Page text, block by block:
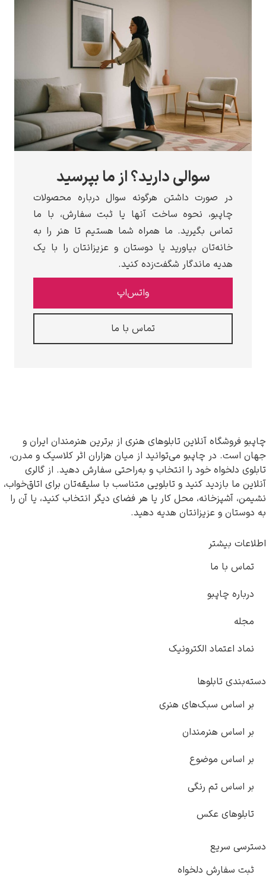
دارید؟ از ما بپرسید
داشتن هرگونه سوال درباره محصولات
نحوه ساخت آنها یا ثبت سفارش، با ما
ما همراه شما هستیم تا هنر را به
بیاورید یا دوستان و عزیزانتان را با یک
شگفت‌زده کنید.
تابلوهای هنری از برترین هنرمندان ایران و
می‌توانید از میان هزاران اثر کلاسیک و مدرن،
را انتخاب و به‌راحتی سفارش دهید. از گالری
کنید و تابلویی متناسب با سلیقه‌تان برای اتاق‌خواب،
محل کار یا هر فضای دیگر انتخاب کنید، یا آن را
هدیه دهید.
هنری